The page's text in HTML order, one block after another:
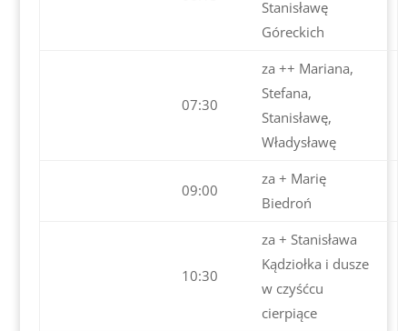
Stanisławę
Góreckich
07:30
za ++ Mariana,
Stefana,
Stanisławę,
Władysławę
09:00
za + Marię
Biedroń
10:30
za + Stanisława
Kądziołka i dusze
w czyśćcu
cierpiące